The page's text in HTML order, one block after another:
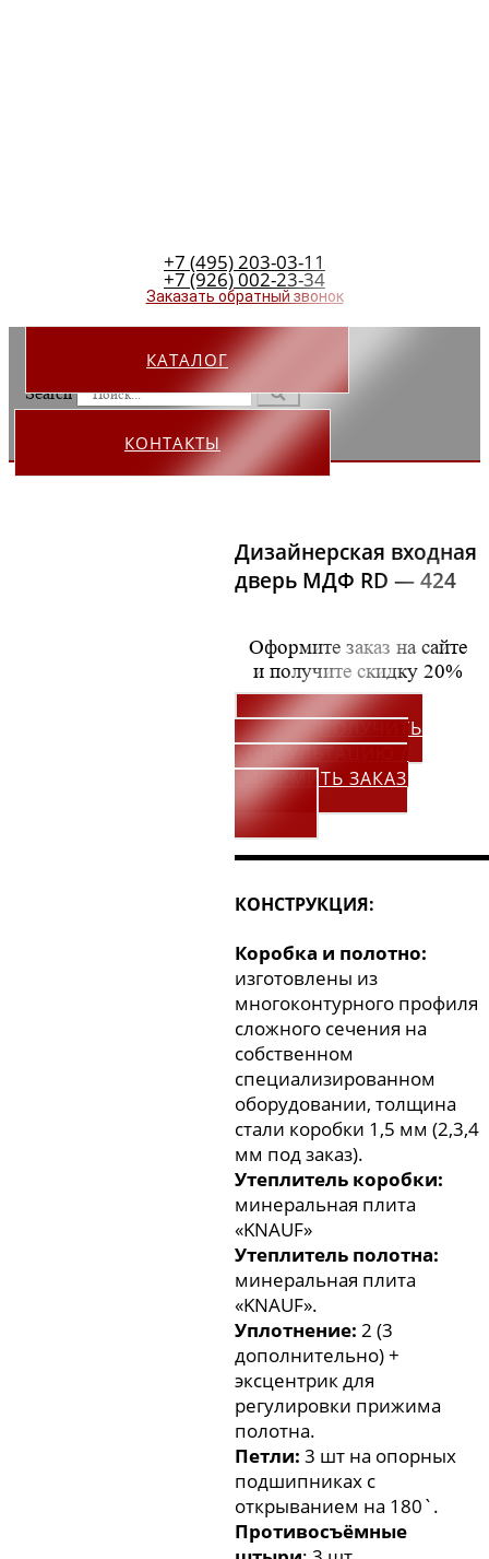
+7 (495) 203-03-11
+7 (926) 002-23-34
Заказать обратный звонок
КАТАЛОГ
Search
КОНТАКТЫ
Дизайнерская входная
дверь МДФ RD — 424
КОНСТРУКЦИЯ:
Коробка и полотно:
изготовлены из
многоконтурного профиля
сложного сечения на
собственном
специализированном
оборудовании, толщина
стали коробки 1,5 мм (2,3,4
мм под заказ).
Утеплитель коробки:
минеральная плита
«KNAUF»
Утеплитель полотна:
минеральная плита
«KNAUF».
Уплотнение:2 (3
дополнительно) +
эксцентрик для
регулировки прижима
полотна.
Петли: 3 шт на опорных
подшипниках с
открыванием на 180`.
Противосъёмные
Оформите заказ на сайте
и получите скидку 20%
ПОЛУЧИТЬ
КОНСУЛЬТАЦИЮ /
ОФОРМИТЬ ЗАКАЗ